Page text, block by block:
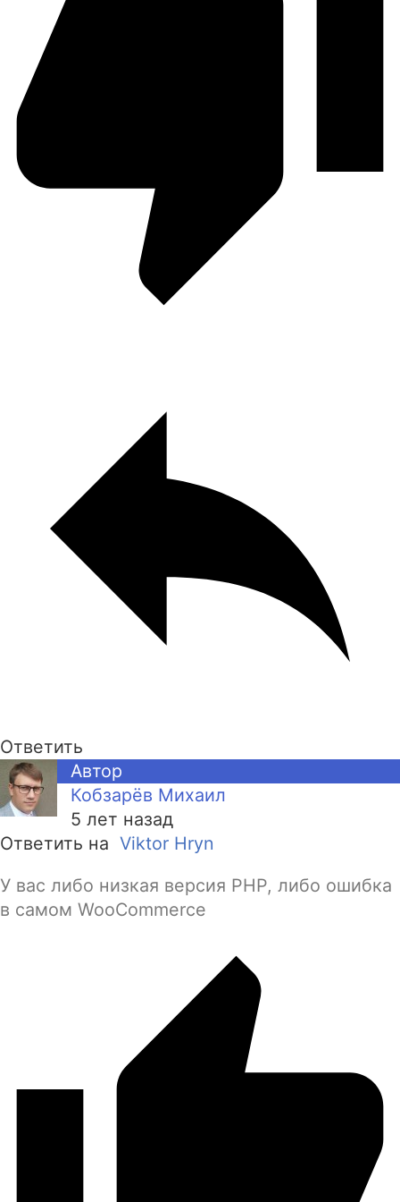
Ответить
Автор
Кобзарёв Михаил
5 лет назад
Ответить на Viktor Hryn
У вас либо низкая версия РНР, либо ошибка
в самом WooCommerce